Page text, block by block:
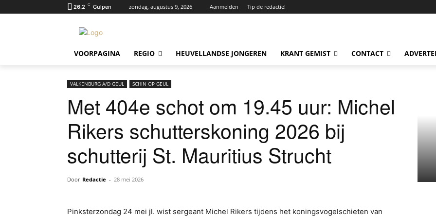
26.2 C Gulpen zondag, augustus 9, 2026 Aanmelden Tip de redactie!
VOORPAGINA REGIO HEUVELLANDSE JONGEREN KRANT GEMIST CONTACT
VALKENBURG A/D GEUL SCHIN OP GEUL
Met 404e schot om 19.45 uur: Michel
Rikers schutterskoning 2026 bij
schutterij St. Mauritius Strucht
Door Redactie - 28 mei 2026
Pinksterzondag 24 mei jl. wist sergeant Michel Rikers tijdens het koningsvogelschieten van